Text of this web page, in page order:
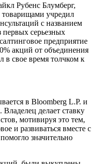
Рубенс Блумберг,
товарищами учредил
с названием
серьезных
предприятие
акций от объединения
в свое время толчком к
в Bloomberg L.P. и
Владелец делает ставку
мотивируя это тем,
и развиваться вместе с
значительно